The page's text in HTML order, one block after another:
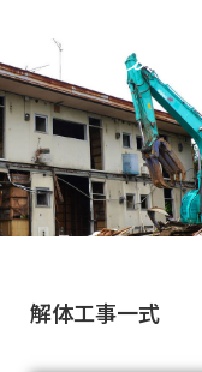
解体工事一式